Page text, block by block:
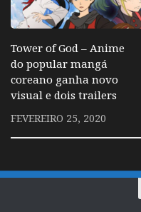
Tower of God – Anime
do popular mangá
coreano ganha novo
visual e dois trailers
FEVEREIRO 25, 2020